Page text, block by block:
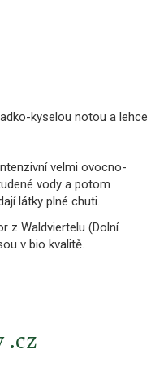
kyselou notou a lehce
velmi ovocno-
vody a potom
látky plné chuti.
z Waldviertelu (Dolní
v bio kvalitě.
.cz